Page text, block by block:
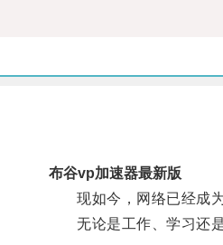
布谷vp加速器最新版
现如今，网络已经成为
无论是工作、学习还是